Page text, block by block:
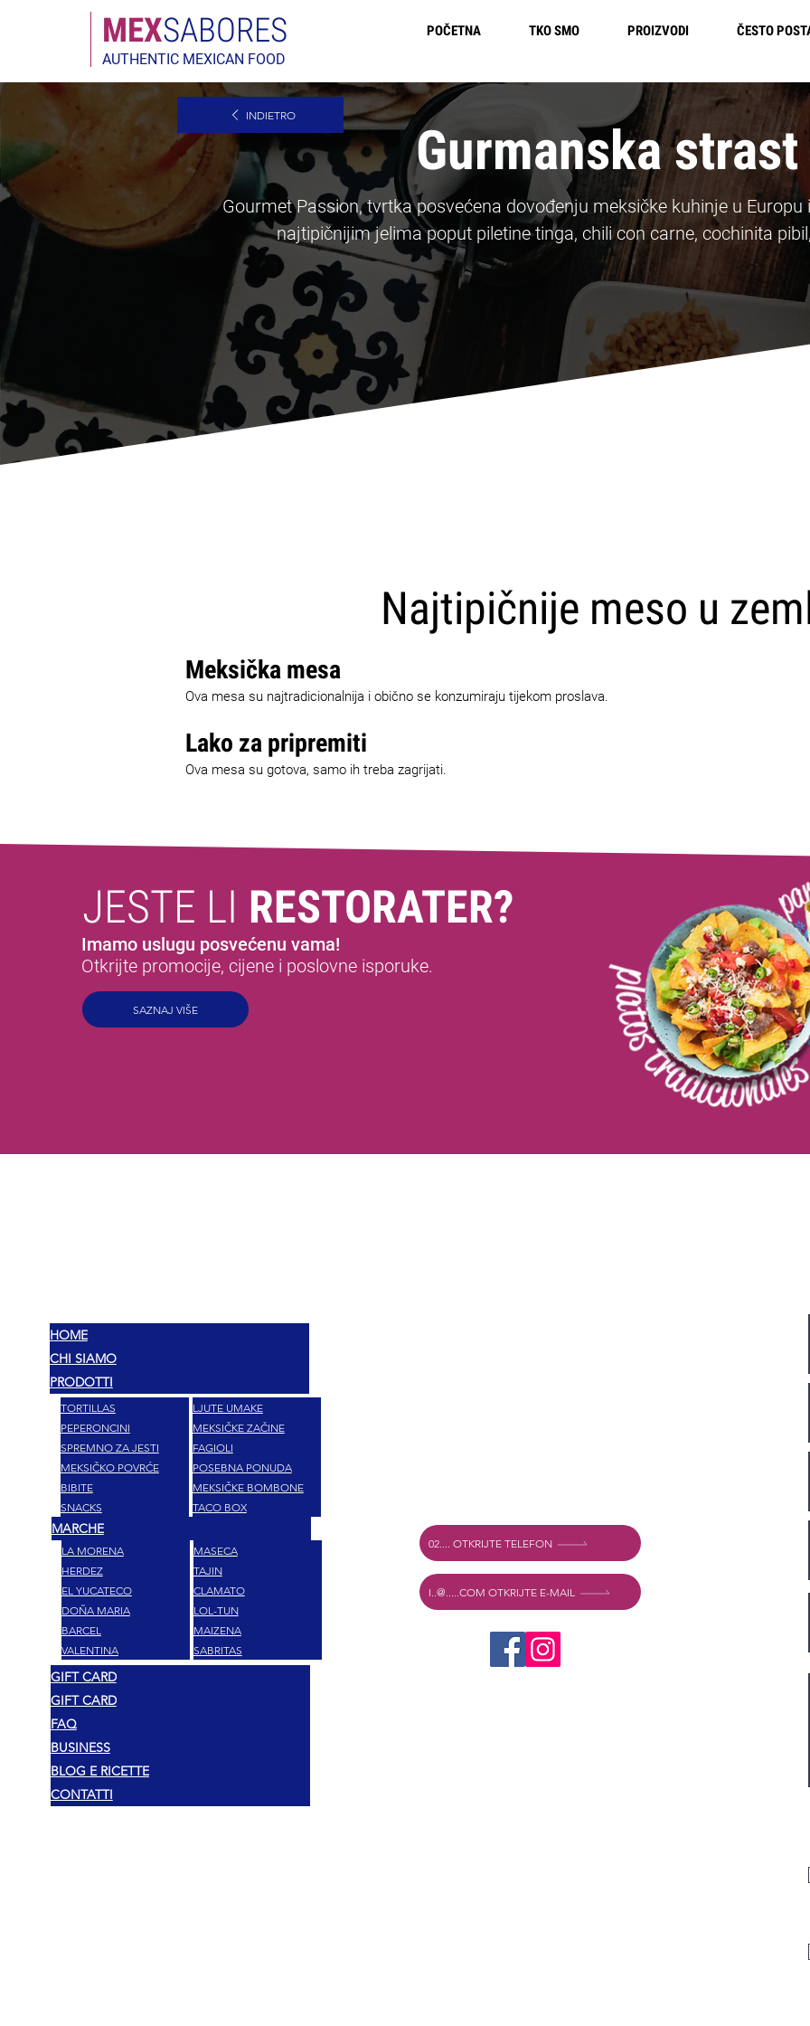
MEXSABORES
AUTHENTIC MEXICAN FOOD
POČETNA TKO SMO PROIZVODI ČESTO
Gurmanska strast
INDIETRO
Gourmet Passion, tvrtka posvećena dovođenju meksičke kuhinje u Europu
najtipičnijim jelima poput piletine tinga, chili con carne, cochinita
Najtipičnije meso u
Meksička mesa
Ova mesa su najtradicionalnija i obično se konzumiraju tijekom proslava.
Lako za pripremiti
Ova mesa su gotova, samo ih treba zagrijati.
JESTE LI RESTORATER?
Imamo uslugu posvećenu vama!
Otkrijte promocije, cijene i poslovne isporuke.
SAZNAJ VIŠE
HOME
CHI SIAMO
PRODOTTI
TORTILLAS
PEPERONCINI
SPREMNO ZA JESTI
MEKSIČKO POVRĆE
BIBITE
SNACKS
LJUTE UMAKE
MEKSIČKE ZAČINE
FAGIOLI
POSEBNA PONUDA
MEKSIČKE BOMBONE
TACO BOX
MARCHE
LA MORENA
HERDEZ
EL YUCATECO
DOÑA MARIA
BARCEL
VALENTINA
MASECA
TAJIN
CLAMATO
LOL-TUN
MAIZENA
SABRITAS
GIFT CARD
GIFT CARD
FAQ
BUSINESS
BLOG E RICETTE
CONTATTI
02.... OTKRIJTE TELEFON
I..@.....COM OTKRIJTE E-MAIL